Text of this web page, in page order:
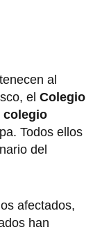
al
el Colegio
colegio
Todos ellos
del
afectados,
han